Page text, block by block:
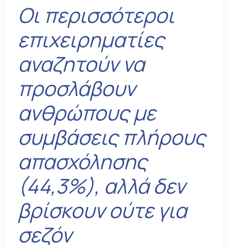
Οι περισσότεροι
επιχειρηματίες
αναζητούν να
προσλάβουν
ανθρώπους με
συμβάσεις πλήρους
απασχόλησης
(44,3%), αλλά δεν
βρίσκουν ούτε για
σεζόν